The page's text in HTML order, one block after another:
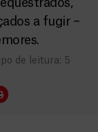
a fugir –
de leitura: 5